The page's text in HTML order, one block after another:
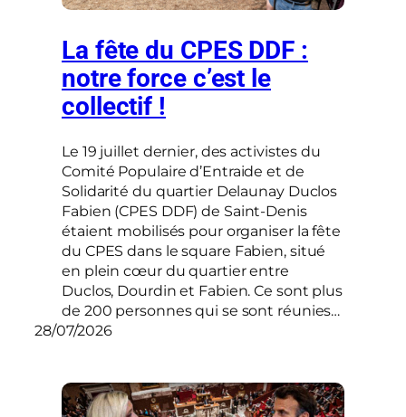
La fête du CPES DDF :
notre force c’est le
collectif !
Le 19 juillet dernier, des activistes du
Comité Populaire d’Entraide et de
Solidarité du quartier Delaunay Duclos
Fabien (CPES DDF) de Saint-Denis
étaient mobilisés pour organiser la fête
du CPES dans le square Fabien, situé
en plein cœur du quartier entre
Duclos, Dourdin et Fabien. Ce sont plus
de 200 personnes qui se sont réunies…
28/07/2026